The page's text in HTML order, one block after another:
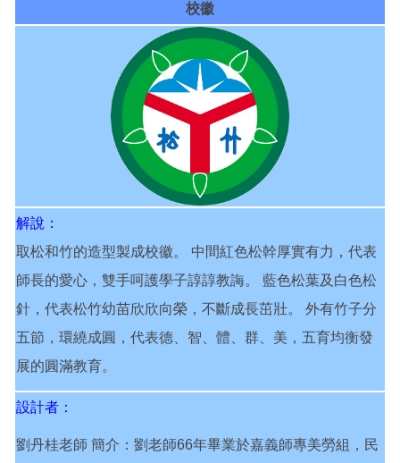
校徽
解說：
取松和竹的造型製成校徽。 中間紅色松幹厚實有力，代表
師長的愛心，雙手呵護學子諄諄教誨。 藍色松葉及白色松
針，代表松竹幼苗欣欣向榮，不斷成長茁壯。 外有竹子分
五節，環繞成圓，代表德、智、體、群、美，五育均衡發
展的圓滿教育。
設計者：
劉丹桂老師 簡介：劉老師66年畢業於嘉義師專美勞組，民